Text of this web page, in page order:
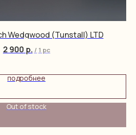
Wedgwood (Tunstall) LTD
2 900 р. / 1 pc
подробнее
Out of stock